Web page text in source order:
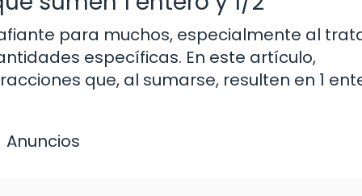
para muchos, especialmente al
específicas. En este artículo,
que, al sumarse, resulten en 1
Anuncios